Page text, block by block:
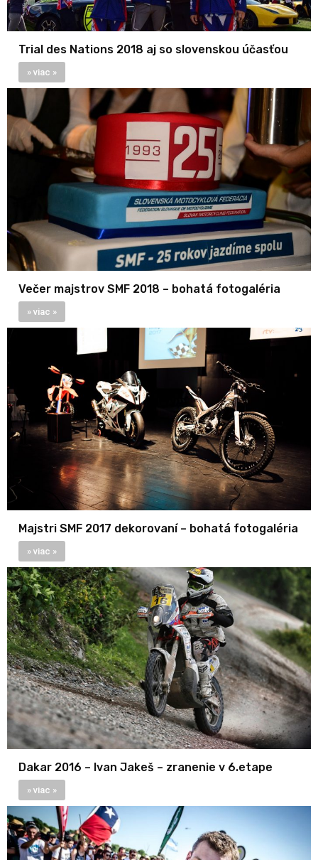
Trial des Nations 2018 aj so slovenskou účasťou
» viac »
Večer majstrov SMF 2018 – bohatá fotogaléria
» viac »
Majstri SMF 2017 dekorovaní – bohatá fotogaléria
» viac »
Dakar 2016 – Ivan Jakeš – zranenie v 6.etape
» viac »